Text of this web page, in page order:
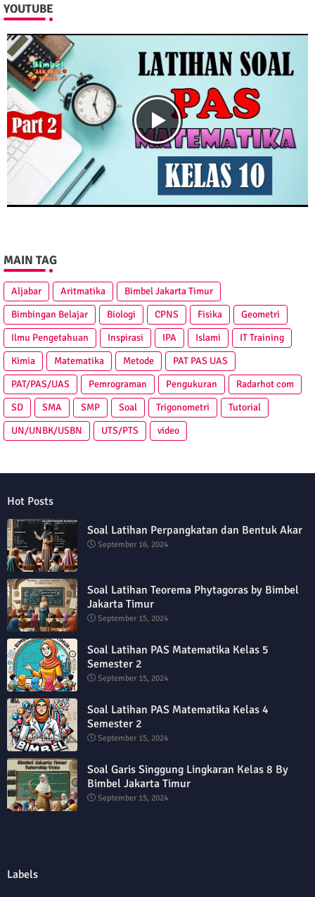
YOUTUBE
MAIN TAG
Aljabar Aritmatika
Bimbel Jakarta Timur
Bimbingan Belajar
Biologi CPNS Fisika
Geometri
Ilmu Pengetahuan
Inspirasi IPA Islami
IT Training
Kimia
Matematika Metode
PAT PAS UAS
PAT/PAS/UAS
Pemrograman Pengukuran
Radarhot com
SD
SMA SMP Soal Trigonometri
Tutorial
UN/UNBK/USBN
UTS/PTS video
Hot Posts
Soal Latihan Perpangkatan dan Bentuk Akar
September 16, 2024
Soal Latihan Teorema Phytagoras by Bimbel
Jakarta Timur
September 15, 2024
Soal Latihan PAS Matematika Kelas 5
Semester 2
September 15, 2024
Soal Latihan PAS Matematika Kelas 4
Semester 2
September 15, 2024
Soal Garis Singgung Lingkaran Kelas 8 By
Bimbel Jakarta Timur
September 15, 2024
Labels